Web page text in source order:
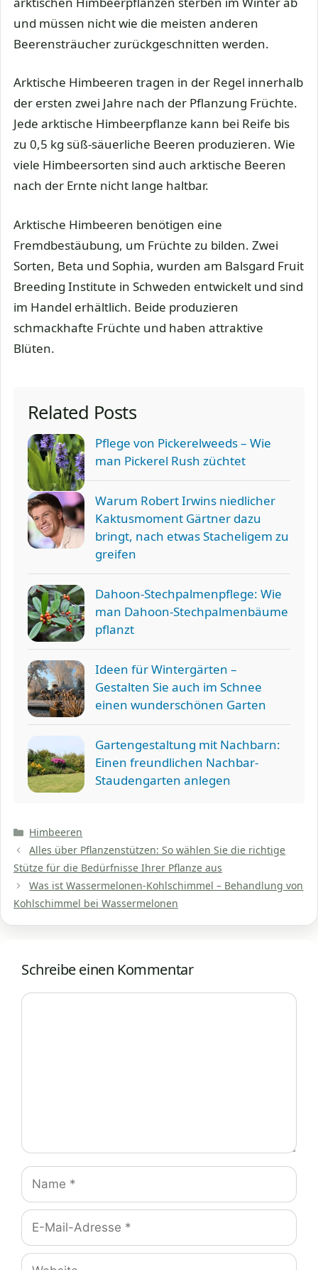
und müssen nicht wie die meisten anderen
Beerensträucher zurückgeschnitten werden.
Arktische Himbeeren tragen in der Regel innerhalb
der ersten zwei Jahre nach der Pflanzung Früchte.
Jede arktische Himbeerpflanze kann bei Reife bis
zu 0,5 kg süß-säuerliche Beeren produzieren. Wie
viele Himbeersorten sind auch arktische Beeren
nach der Ernte nicht lange haltbar.
Arktische Himbeeren benötigen eine
Fremdbestäubung, um Früchte zu bilden. Zwei
Sorten, Beta und Sophia, wurden am Balsgard Fruit
Breeding Institute in Schweden entwickelt und sind
im Handel erhältlich. Beide produzieren
schmackhafte Früchte und haben attraktive
Blüten.
Related Posts
Pflege von Pickerelweeds – Wie
man Pickerel Rush züchtet
Warum Robert Irwins niedlicher
Kaktusmoment Gärtner dazu
bringt, nach etwas Stacheligem zu
greifen
Dahoon-Stechpalmenpflege: Wie
man Dahoon-Stechpalmenbäume
pflanzt
Ideen für Wintergärten –
Gestalten Sie auch im Schnee
einen wunderschönen Garten
Gartengestaltung mit Nachbarn:
Einen freundlichen Nachbar-
Staudengarten anlegen
Kategorien
Himbeeren
Alles über Pflanzenstützen: So wählen Sie die richtige
Stütze für die Bedürfnisse Ihrer Pflanze aus
Was ist Wassermelonen-Kohlschimmel – Behandlung von
Kohlschimmel bei Wassermelonen
Schreibe einen Kommentar
Kommentar
Name
E-
Mail-
Adresse
Website